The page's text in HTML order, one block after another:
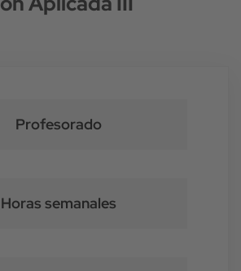
Profesorado
Horas semanales